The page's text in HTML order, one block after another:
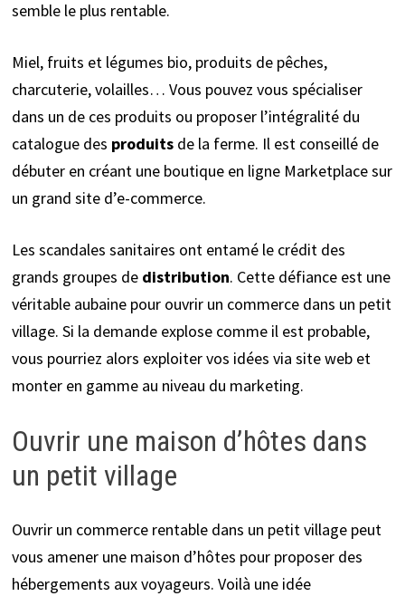
semble le plus rentable.
Miel, fruits et légumes bio, produits de pêches,
charcuterie, volailles… Vous pouvez vous spécialiser
dans un de ces produits ou proposer l’intégralité du
catalogue des produits de la ferme. Il est conseillé de
débuter en créant une boutique en ligne Marketplace sur
un grand site d’e-commerce.
Les scandales sanitaires ont entamé le crédit des
grands groupes de distribution. Cette défiance est une
véritable aubaine pour ouvrir un commerce dans un petit
village. Si la demande explose comme il est probable,
vous pourriez alors exploiter vos idées via site web et
monter en gamme au niveau du marketing.
Ouvrir une maison d’hôtes dans
un petit village
Ouvrir un commerce rentable dans un petit village peut
vous amener une maison d’hôtes pour proposer des
hébergements aux voyageurs. Voilà une idée